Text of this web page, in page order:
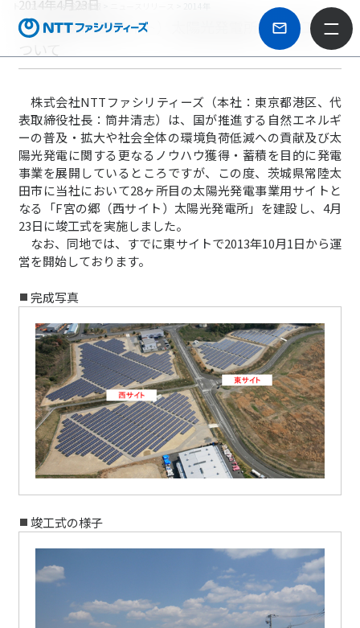
トップページ >企業情報
2014年4月23日
「F宮の郷（西サイト）太陽光発電所」の竣工に
ついて
株式会社NTTファシリティーズ（本社：東京都港区、代
表取締役社長：筒井清志）は、国が推進する自然エネルギ
ーの普及・拡大や社会全体の環境負荷低減への貢献及び太
陽光発電に関する更なるノウハウ獲得・蓄積を目的に発電
事業を展開しているところですが、この度、茨城県常陸太
田市に当社において28ヶ所目の太陽光発電事業用サイトと
なる「F宮の郷（西サイト）太陽光発電所」を建設し、4月
23日に竣工式を実施しました。
なお、同地では、すでに東サイトで2013年10月1日から運
営を開始しております。
完成写真
竣工式の様子